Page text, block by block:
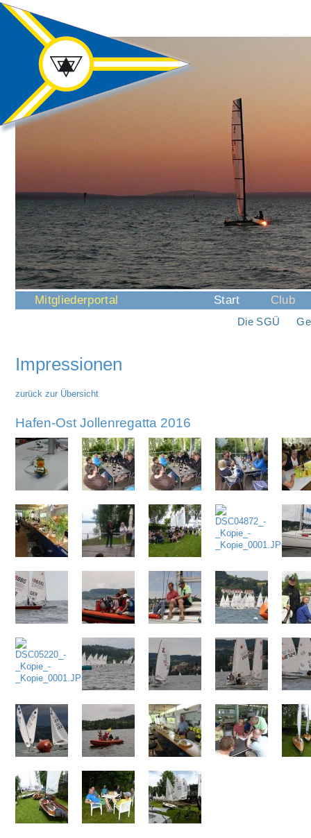
Navigation
Start Club
Die SGÜ
Mitgliederportal
Impressionen
zurück zur Übersicht
Hafen-Ost Jollenregatta 2016